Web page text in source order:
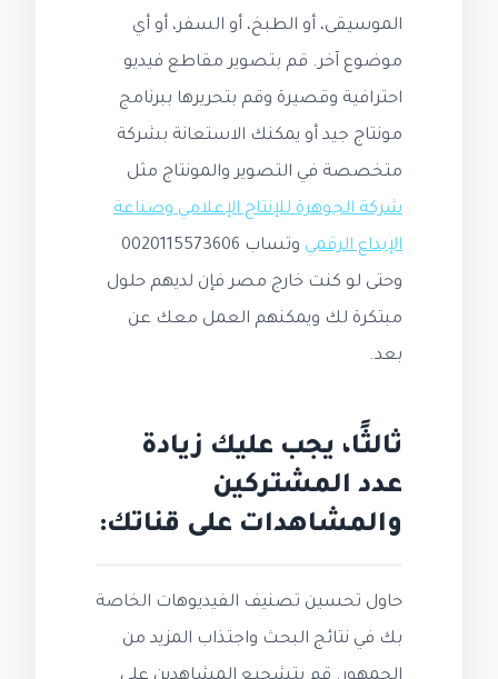
الموسيقى، أو الطبخ، أو السفر، أو أي
موضوع آخر. قم بتصوير مقاطع فيديو
احترافية وقصيرة وقم بتحريرها ببرنامج
مونتاج جيد أو يمكنك الاستعانة بشركة
متخصصة في التصوير والمونتاج مثل
شركة الجوهرة للإنتاج الإعلامي وصناعة
الإبداع الرقمي
وتساب 0020115573606
وحتى لو كنت خارج مصر فإن لديهم حلول
مبتكرة لك ويمكنهم العمل معك عن
بعد.
ثالثًا، يجب عليك زيادة
عدد المشتركين
والمشاهدات على قناتك:
حاول تحسين تصنيف الفيديوهات الخاصة
بك في نتائج البحث واجتذاب المزيد من